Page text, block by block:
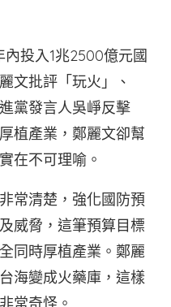
路翻攝
投入1兆2500億元國
文批評「玩火」、
黨發言人吳崢反擊
植產業，鄭麗文卻幫
在不可理喻。
常清楚，強化國防預
威脅，這筆預算目標
同時厚植產業。鄭麗
海變成火藥庫，這樣